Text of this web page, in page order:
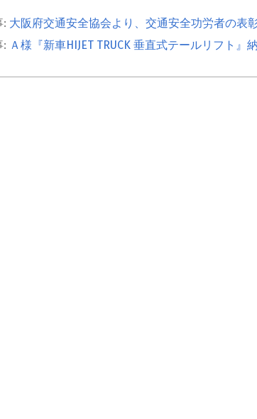
大阪府交通安全協会より、交通安全功労者の表
Ａ様『新車HIJET TRUCK 垂直式テールリフト』